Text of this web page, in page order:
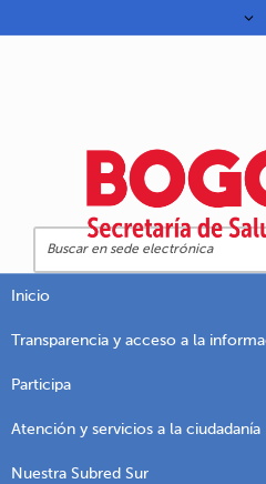
Inicio
Transparencia y acceso a la
Participa
Atención y servicios a la ciudadanía
Nuestra Subred Sur